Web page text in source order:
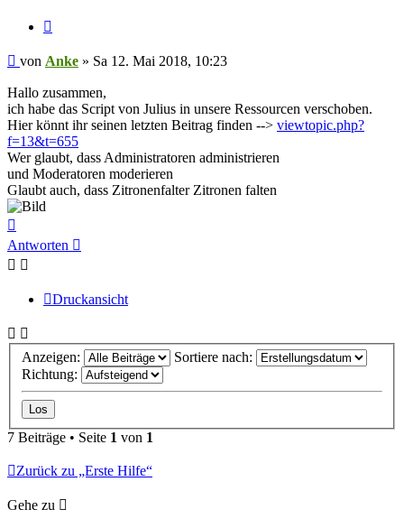
Beitrag
von Anke » Sa 12. Mai 2018, 10:23
Hallo zusammen,
ich habe das Script von Julius in unsere Ressourcen verschoben.
Hier könnt ihr seinen letzten Beitrag finden --> viewtopic.php?
f=13&t=655
Wer glaubt, dass Administratoren administrieren
und Moderatoren moderieren
Glaubt auch, dass Zitronenfalter Zitronen falten
oben
Antworten
Druckansicht
Anzeigen:
Sortiere nach:
Richtung:
7 Beiträge • Seite 1 von 1
Zurück zu „Erste Hilfe“
Gehe zu